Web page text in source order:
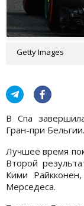
Getty Images
В Спа
Гран-при Бельгии.
Лучшее время
Второй
Кими
Мерседеса.